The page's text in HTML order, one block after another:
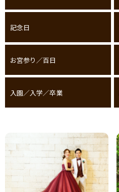
記念日
お宮参り／百日
入園／入学／卒業